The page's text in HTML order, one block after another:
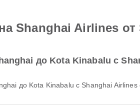
Shanghai Airlines
до Kota Kinabalu с
до Kota Kinabalu с Shanghai Airlines